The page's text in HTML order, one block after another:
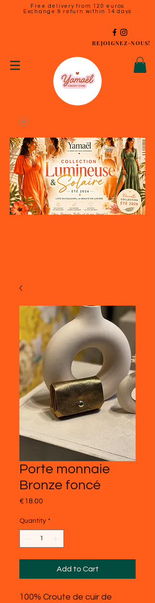
Free delivery from 120 euros
Exchange & return within 14 days
REJOIGNEZ-NOUS!
Porte monnaie
Bronze foncé
€18.00
Quantity *
Add to Cart
100% Croute de cuir de